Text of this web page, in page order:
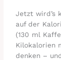
Jetzt wird’s
auf der
(130 ml
Kilokalorien
denken –